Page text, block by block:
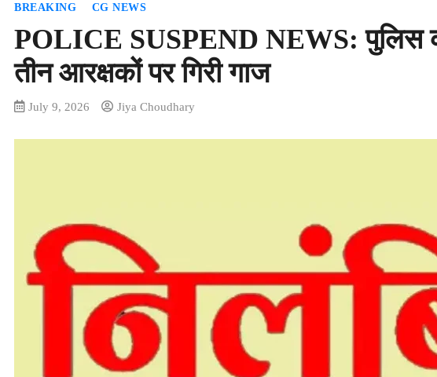
BREAKING CG NEWS
POLICE SUSPEND NEWS: पुलिस
तीन आरक्षकों पर गिरी गाज
July 9, 2026 Jiya Choudhary